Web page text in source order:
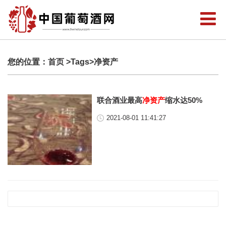
您的位置： 首页 >Tags>净资产
联合酒业最高净资产缩水达50%
2021-08-01 11:41:27